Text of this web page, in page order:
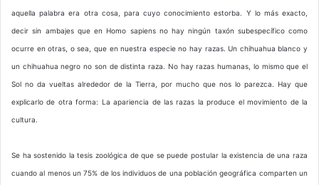
aquella palabra era otra cosa, para cuyo conocimiento estorba. Y lo más exacto,
decir sin ambajes que en Homo sapiens no hay ningún taxón subespecífico como
ocurre en otras, o sea, que en nuestra especie no hay razas. Un chihuahua blanco y
un chihuahua negro no son de distinta raza. No hay razas humanas, lo mismo que el
Sol no da vueltas alrededor de la Tierra, por mucho que nos lo parezca. Hay que
explicarlo de otra forma: La apariencia de las razas la produce el movimiento de la
cultura.
Se ha sostenido la tesis zoológica de que se puede postular la existencia de una raza
cuando al menos un 75% de los individuos de una población geográfica comparten un